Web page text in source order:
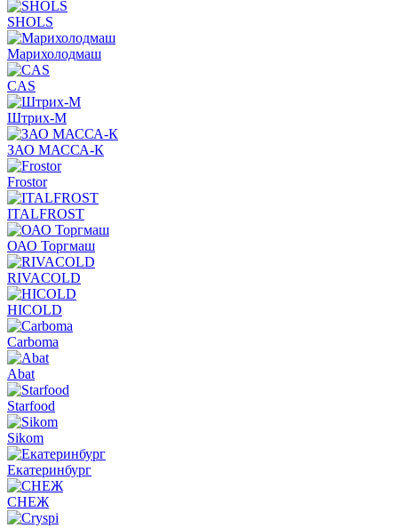
SHOLS
Марихолодмаш
CAS
Штрих-М
ЗАО МАССА-К
Frostor
ITALFROST
ОАО Торгмаш
RIVACOLD
HICOLD
Carboma
Abat
Starfood
Sikom
Екатеринбург
СНЕЖ